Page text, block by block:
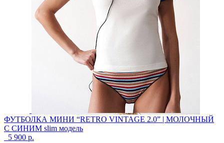
ФУТБОЛКА МИНИ “RETRO VINTAGE 2.0” | МОЛОЧНЫЙ
С СИНИМ slim модель
5 900 р.